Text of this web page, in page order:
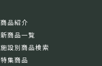
商品紹介
新商品一覧
施設別商品検索
特集商品